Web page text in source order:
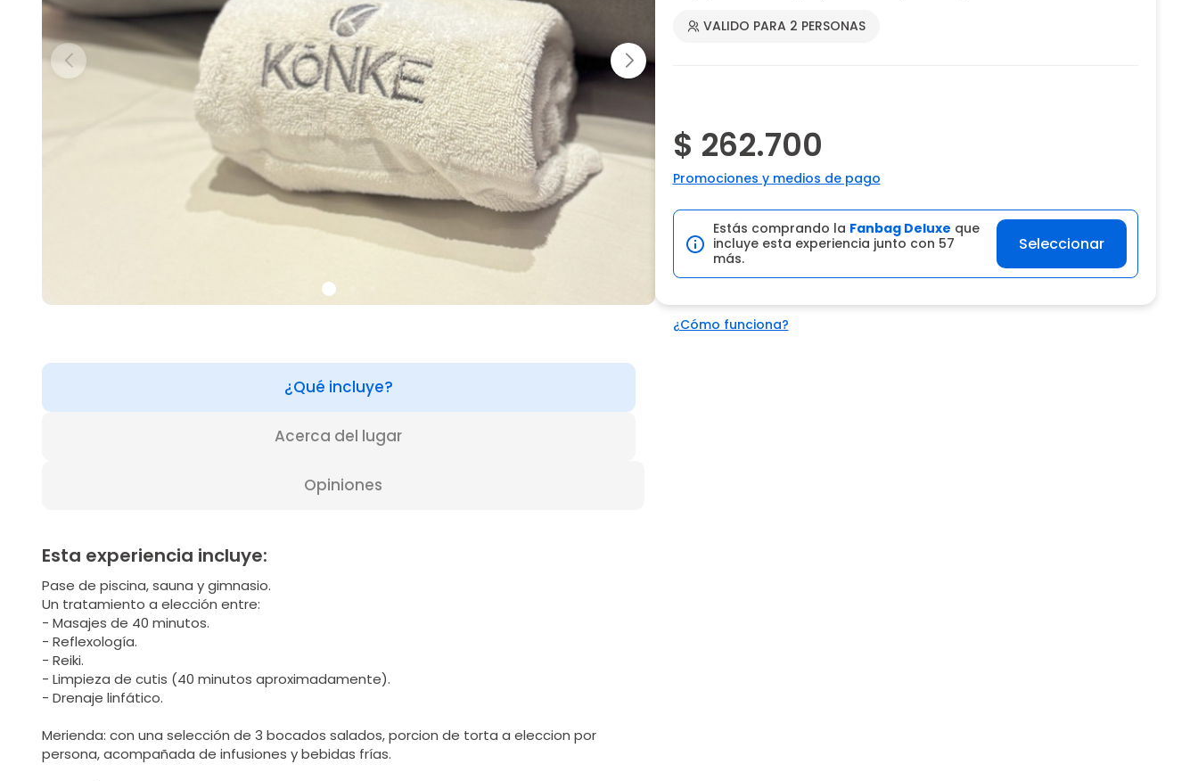
VALIDO PARA 2 PERSONAS
$ 262.700
Promociones y medios de pago
Estás comprando la Fanbag Deluxe que
incluye esta experiencia junto con 57
más.
Seleccionar
¿Cómo funciona?
¿Qué incluye?
Acerca del lugar
Opiniones
Esta experiencia incluye:
Pase de piscina, sauna y gimnasio.
Un tratamiento a elección entre:
- Masajes de 40 minutos.
- Reflexología.
- Reiki.
- Limpieza de cutis (40 minutos aproximadamente).
- Drenaje linfático.
Merienda: con una selección de 3 bocados salados, porcion de torta a eleccion por
persona, acompañada de infusiones y bebidas frías.